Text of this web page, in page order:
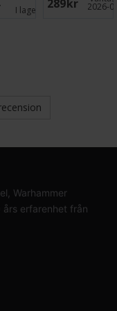
I lager: 5289 SEK 2026-
Warhammer
erfarenhet från